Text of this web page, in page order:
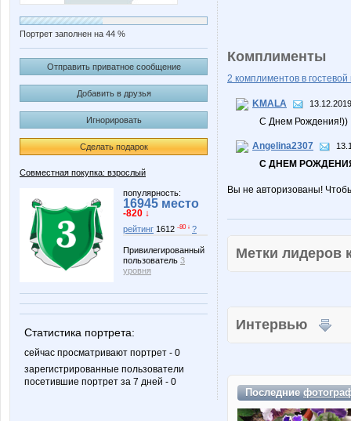
Портрет заполнен на 44 %
Отправить приватное сообщение
Добавить в друзья
Игнорировать
Сделать подарок
Совместная покупка: взрослый
популярность:
16945 место
-820 ↓
рейтинг 1612 -80 ↓ ?
Привилегированный
пользователь 3
уровня
Статистика портрета:
сейчас просматривают портрет - 0
зарегистрированные пользователи
посетившие портрет за 7 дней - 0
Комплименты
2 комплиментов в гостевой
KMALA
С Днем Рождения!))
Angelina2307
С ДНЕМ
Вы не авторизованы!
Метки
Интервью
Последние